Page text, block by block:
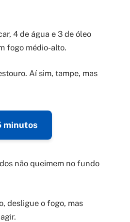
4 de água e 3 de óleo
fogo médio-alto.
Aí sim, tampe, mas
minutos
não queimem no fundo
desligue o fogo, mas